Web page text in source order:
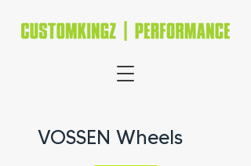
VOSSEN Wheels